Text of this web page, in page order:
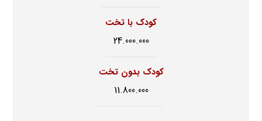
کودک با تخت
24.000.000
کودک بدون تخت
11.800.000